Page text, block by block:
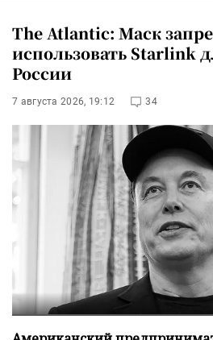
The Atlantic: Маск
использовать Starlink
России
7 августа 2026, 19:12 34